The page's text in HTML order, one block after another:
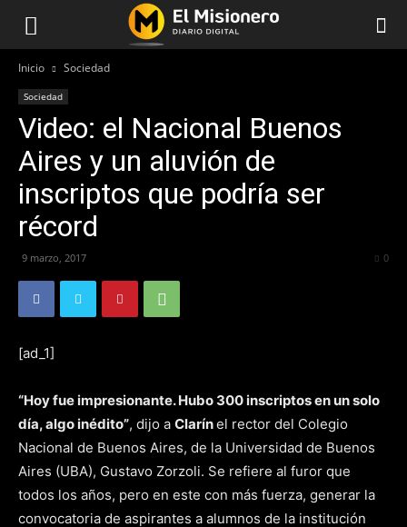
Inicio Sociedad
Sociedad
Video: el Nacional Buenos
Aires y un aluvión de
inscriptos que podría ser
récord
9 marzo, 2017 0
[ad_1]
“Hoy fue impresionante. Hubo 300 inscriptos en un solo
día, algo inédito”, dijo a Clarínel rector del Colegio
Nacional de Buenos Aires, de la Universidad de Buenos
Aires (UBA), Gustavo Zorzoli. Se refiere al furor que
todos los años, pero en este con más fuerza, generar la
convocatoria de aspirantes a alumnos de la institución